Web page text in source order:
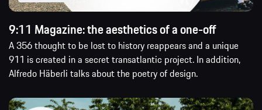
9:11 Magazine: the aesthetics of a one-off
A 356 thought to be lost to history reappears and a unique
911 is created in a secret transatlantic project. In addition,
Alfredo Häberli talks about the poetry of design.